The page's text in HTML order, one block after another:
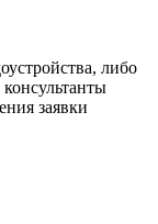
либо
заявки